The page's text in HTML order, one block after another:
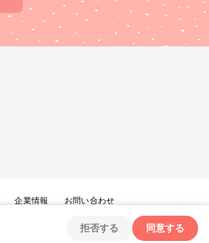
企業情報 お問い合わせ
Co., Ltd. All Rights Reserved.
拒否する 同意する